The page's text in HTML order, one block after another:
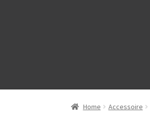
Home Accessoire